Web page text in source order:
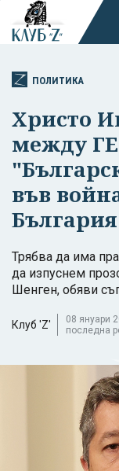
ПОЛИТИКА
Христо
между
във
България
Трябва да има
да изпуснем
Шенген, обяви
Клуб 'Z'
08 януари
последна